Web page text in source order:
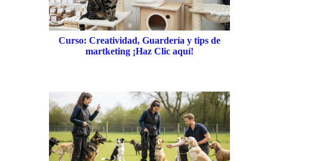
Curso: Creatividad, Guardería y tips de
martketing ¡Haz Clic aquí!